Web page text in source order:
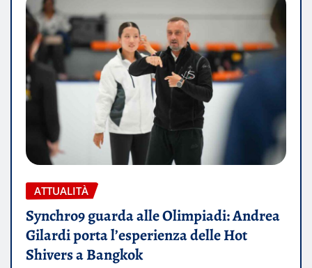
ATTUALITÀ
Synchro9 guarda alle Olimpiadi: Andrea
Gilardi porta l’esperienza delle Hot
Shivers a Bangkok